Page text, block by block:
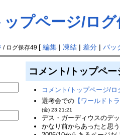
プページ/ログ
/ ログ保存49 [ 編集| 凍結| 差分| バッ
コメント/トップペ
コメント/トップページ/ロ
選考会での 【ワールドト
(金) 23:21:21
デス・ガーディウスのデ
かなり前からあったと思